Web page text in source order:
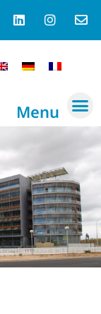
Menu